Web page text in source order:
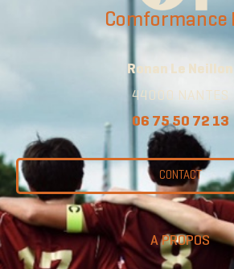
Comformance
Ronan Le Neillon
44000 NANTES
06 75 50 72 13
CONTACT
A PROPOS